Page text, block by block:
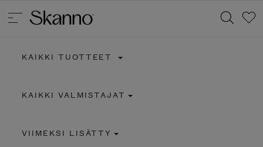
KAIKKI TUOTTEET
KAIKKI VALMISTAJAT
VIIMEKSI LISÄTTY